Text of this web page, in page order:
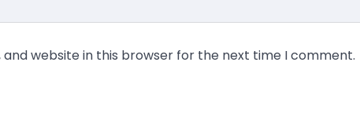
and website in this browser for the next time I comment.